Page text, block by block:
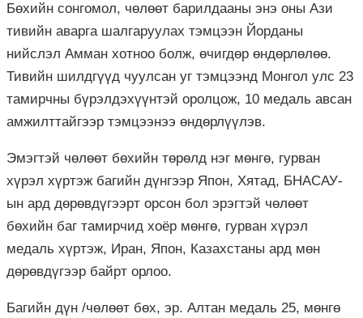
Бөхийн сонгомол, чөлөөт барилдааны энэ оны Ази
тивийн аварга шалгаруулах тэмцээн Йорданы
нийслэл Амман хотноо болж, өчигдөр өндөрлөлөө.
Тивийн шилдгүүд чуулсан уг тэмцээнд Монгол улс 23
тамирчны бүрэлдэхүүнтэй оролцож, 10 медаль авсан
амжилттайгээр тэмцээнээ өндөрлүүлэв.
Эмэгтэй чөлөөт бөхийн төрөлд нэг мөнгө, гурван
хүрэл хүртэж багийн дүнгээр Япон, Хятад, БНАСАУ-
ын ард дөрөвдүгээрт орсон бол эрэгтэй чөлөөт
бөхийн баг тамирчид хоёр мөнгө, гурван хүрэл
медаль хүртэж, Иран, Япон, Казахстаны ард мөн
дөрөвдүгээр байрт орлоо.
Багийн дүн /чөлөөт бөх, эр. Алтан медаль 25, мөнгө